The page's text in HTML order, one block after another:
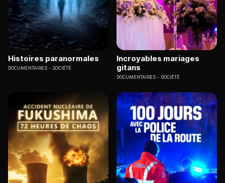
Histoires paranormales
DOCUMENTAIRES SOCIÉTÉ
Incroyables mariages
gitans
DOCUMENTAIRES SOCIÉTÉ